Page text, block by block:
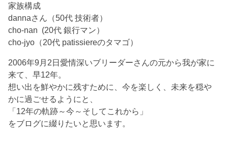
家族構成
dannaさん（50代 技術者）
cho-nan (20代 銀行マン）
cho-jyo（20代 patissiereのタマゴ）
2006年9月2日愛情深いブリーダーさんの元から我が家に
来て、早12年。
想い出を鮮やかに残すために、今を楽しく、未来を穏や
かに過ごせるようにと、
「12年の軌跡～今～そしてこれから」
をブログに綴りたいと思います。